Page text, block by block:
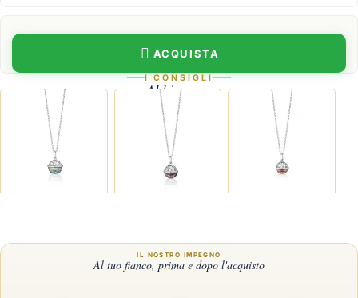
ACQUISTA
I CONSIGLI
Abbina con
Angeli di Giannotti Paradise Shine bianco
Angeli di Giannotti ShineAngeli di Giannotti